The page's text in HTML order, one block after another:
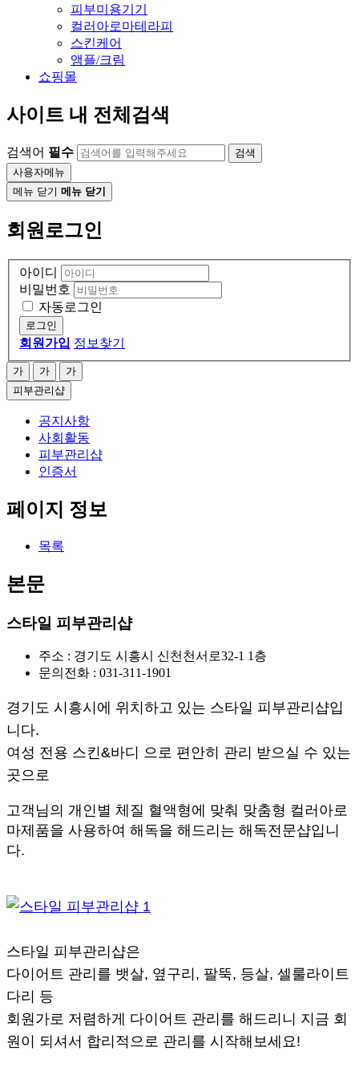
피부미용기기
컬러아로마테라피
스킨케어
앰플/크림
쇼핑몰
사이트 내 전체검색
검색어 필수
검색
사용자메뉴
메뉴 닫기 메뉴 닫기
회원로그인
아이디
비밀번호
자동로그인
로그인
회원가입 정보찾기
가 가
가
피부관리샵
공지사항
사회활동
피부관리샵
인증서
페이지 정보
목록
본문
스타일 피부관리샵
주소 : 경기도 시흥시 신천천서로32-1 1층
문의전화 : 031-311-1901
경기도 시흥시에 위치하고 있는 스타일 피부관리샵입
니다.
여성 전용 스킨&바디 으로 편안히 관리 받으실 수 있는
곳으로
고객님의 개인별 체질 혈액형에 맞춰 맞춤형 컬러아로
마제품을 사용하여 해독을 해드리는 해독전문샵입니
다.
스타일 피부관리샵은
다이어트 관리를 뱃살, 옆구리, 팔뚝, 등살, 셀룰라이트
다리 등
회원가로 저렴하게 다이어트 관리를 해드리니 지금 회
원이 되셔서 합리적으로 관리를 시작해보세요!